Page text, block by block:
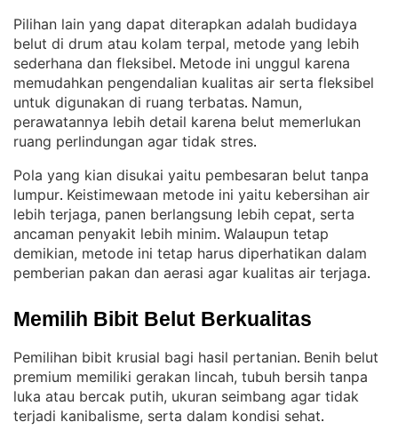
Pilihan lain yang dapat diterapkan adalah budidaya
belut di drum atau kolam terpal, metode yang lebih
sederhana dan fleksibel. Metode ini unggul karena
memudahkan pengendalian kualitas air serta fleksibel
untuk digunakan di ruang terbatas. Namun,
perawatannya lebih detail karena belut memerlukan
ruang perlindungan agar tidak stres.
Pola yang kian disukai yaitu pembesaran belut tanpa
lumpur. Keistimewaan metode ini yaitu kebersihan air
lebih terjaga, panen berlangsung lebih cepat, serta
ancaman penyakit lebih minim. Walaupun tetap
demikian, metode ini tetap harus diperhatikan dalam
pemberian pakan dan aerasi agar kualitas air terjaga.
Memilih Bibit Belut Berkualitas
Pemilihan bibit krusial bagi hasil pertanian. Benih belut
premium memiliki gerakan lincah, tubuh bersih tanpa
luka atau bercak putih, ukuran seimbang agar tidak
terjadi kanibalisme, serta dalam kondisi sehat.